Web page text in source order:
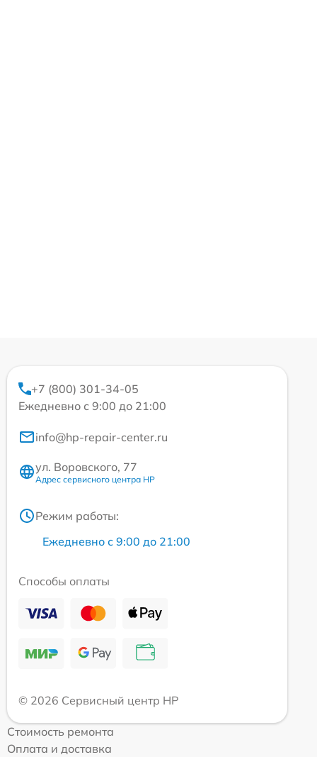
+7 (800) 301-34-05
Ежедневно с 9:00 до 21:00
info@hp-repair-center.ru
ул. Воровского, 77
Адрес сервисного центра HP
Режим работы:
Ежедневно с 9:00 до 21:00
Способы оплаты
© 2026 Сервисный центр HP
Стоимость ремонта
Оплата и доставка